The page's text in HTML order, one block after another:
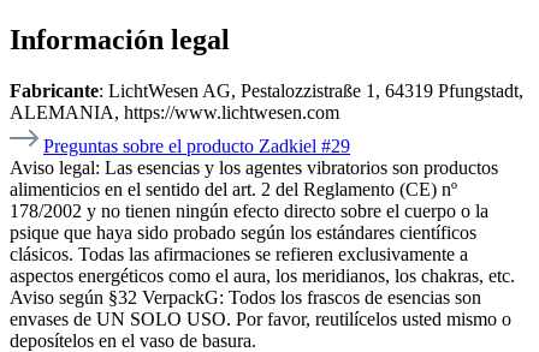
Información legal
Fabricante: LichtWesen AG, Pestalozzistraße 1, 64319 Pfungstadt,
ALEMANIA, https://www.lichtwesen.com
Preguntas sobre el producto Zadkiel #29
Aviso legal: Las esencias y los agentes vibratorios son productos
alimenticios en el sentido del art. 2 del Reglamento (CE) nº
178/2002 y no tienen ningún efecto directo sobre el cuerpo o la
psique que haya sido probado según los estándares científicos
clásicos. Todas las afirmaciones se refieren exclusivamente a
aspectos energéticos como el aura, los meridianos, los chakras, etc.
Aviso según §32 VerpackG: Todos los frascos de esencias son
envases de UN SOLO USO. Por favor, reutilícelos usted mismo o
deposítelos en el vaso de basura.